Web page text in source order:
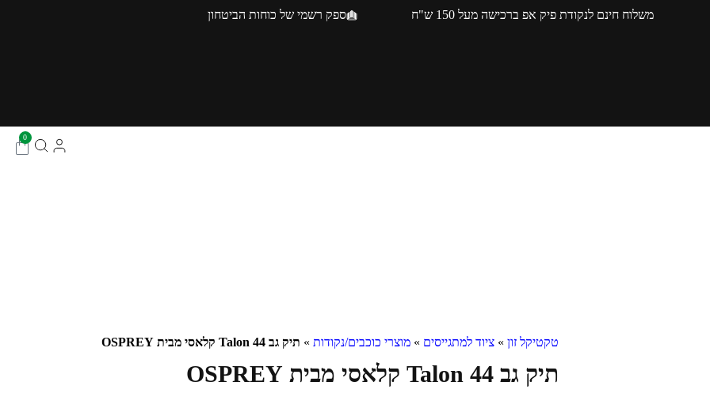
משלוח חינם לנקודת פיק אפ ברכישה מעל 150 ש"ח ספק רשמי של כוחות הביטחון
0
טקטיקל זון » ציוד למתגייסים » מוצרי כוכבים/נקודות » תיק גב Talon 44 קלאסי מבית OSPREY
תיק גב Talon 44 קלאסי מבית OSPREY